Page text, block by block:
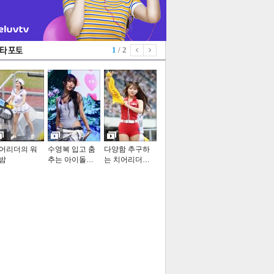
1 / 2
리더의 워
수영복 입고 춤
추는 아이돌…
다양함 추구하
는 치어리더…